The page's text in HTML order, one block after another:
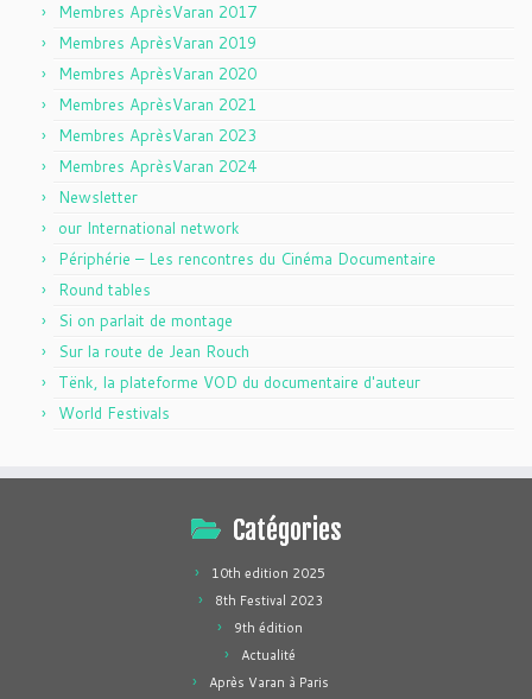
Membres AprèsVaran 2017
Membres AprèsVaran 2019
Membres AprèsVaran 2020
Membres AprèsVaran 2021
Membres AprèsVaran 2023
Membres AprèsVaran 2024
Newsletter
our International network
Périphérie – Les rencontres du Cinéma Documentaire
Round tables
Si on parlait de montage
Sur la route de Jean Rouch
Tënk, la plateforme VOD du documentaire d'auteur
World Festivals
Catégories
10th edition 2025
8th Festival 2023
9th édition
Actualité
Après Varan à Paris